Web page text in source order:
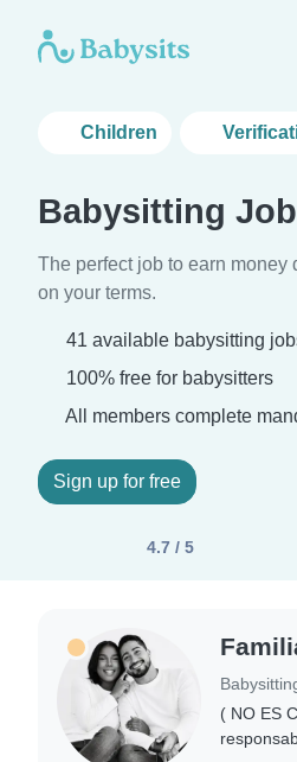
Children
Babysitting
The perfect job to earn
on your terms.
41 available babysitting
100% free for babysitters
All members complete
Sign up for free
4.7 / 5
( NO ES